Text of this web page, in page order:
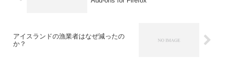
アイスランドの漁業者はなぜ減ったの
か？